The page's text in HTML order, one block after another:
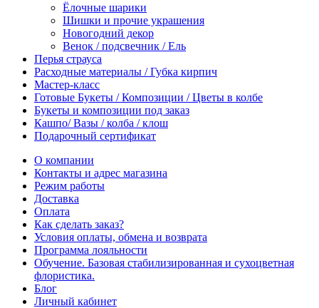
Ёлочные шарики
Шишки и прочие украшения
Новогодний декор
Венок / подсвечник / Ель
Перья страуса
Расходные материалы / Губка кирпич
Мастер-класс
Готовые Букеты / Композиции / Цветы в колбе
Букеты и композиции под заказ
Кашпо/ Вазы / колба / клош
Подарочный сертификат
О компании
Контакты и адрес магазина
Режим работы
Доставка
Оплата
Как сделать заказ?
Условия оплаты, обмена и возврата
Программа лояльности
Обучение. Базовая стабилизированная и сухоцветная
флористика.
Блог
Личный кабинет